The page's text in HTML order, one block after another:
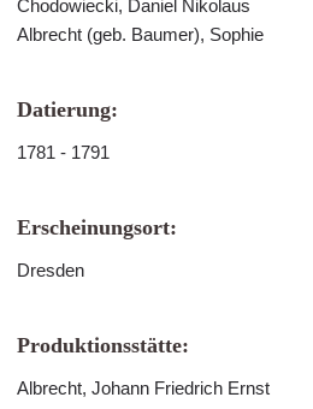
Chodowiecki, Daniel Nikolaus
Albrecht (geb. Baumer), Sophie
Datierung:
1781 - 1791
Erscheinungsort:
Dresden
Produktionsstätte:
Albrecht, Johann Friedrich Ernst